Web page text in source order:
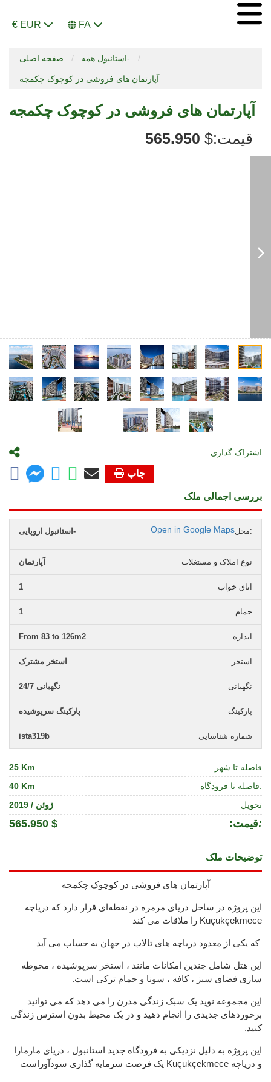
€ EUR FA
صفحه اصلی استانبول همه-
آپارتمان های فروشی در کوچوک چکمجه
آپارتمان های فروشی در کوچوک چکمجه
:قیمت
565.950 $
اشتراک گذاری
چاپ
بررسی اجمالی ملک
محل: استانبول اروپایی- Open in Google Maps
نوع املاک و مستغلات آپارتمان
اتاق خواب 1
حمام 1
اندازه From 83 to 126m2
استخر استخر مشترک
نگهبانی نگهبانی 24/7
پارکینگ پارکینگ سرپوشیده
شماره شناسایی ista319b
فاصله تا شهر
25 Km
فاصله تا فرودگاه:
40 Km
تحویل
ژوئن / 2019
:قیمت:
565.950 $
توضیحات ملک
آپارتمان های فروشی در کوچوک چکمجه
این پروژه در ساحل دریای مرمره در نقطه‌ای قرار دارد که دریاچه
Kuçukçekmece را ملاقات می کند
که یکی از معدود دریاچه های تالاب در جهان به حساب می آید
این هتل شامل چندین امکانات مانند ، استخر سرپوشیده ، محوطه
سازی فضای سبز ، کافه ، سونا و حمام ترکی است.
این مجموعه نوید یک سبک زندگی مدرن را می دهد که می توانید
برخوردهای جدیدی را انجام دهید و در یک محیط بدون استرس زندگی
کنید.
این پروژه به دلیل نزدیکی به فرودگاه جدید استانبول ، دریای مارمارا
و دریاچه Kuçukçekmece یک فرصت سرمایه گذاری سودآوراست